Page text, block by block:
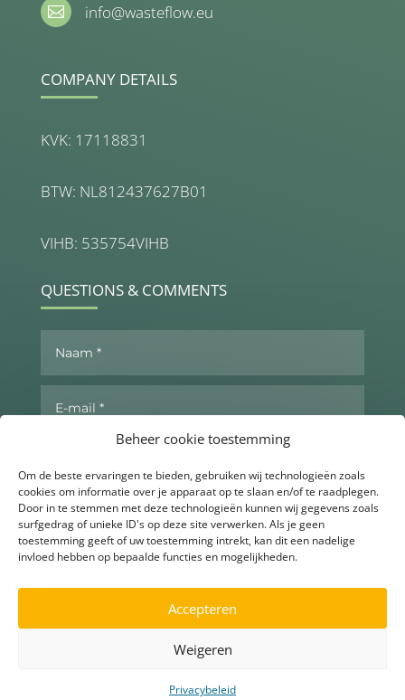
Beheer cookie toestemming
Om de beste ervaringen te bieden, gebruiken wij technologieën zoals
cookies om informatie over je apparaat op te slaan en/of te raadplegen.
Door in te stemmen met deze technologieën kunnen wij gegevens zoals
surfgedrag of unieke ID's op deze site verwerken. Als je geen
toestemming geeft of uw toestemming intrekt, kan dit een nadelige
invloed hebben op bepaalde functies en mogelijkheden.
Accepteren
Weigeren
Privacybeleid
▶
 info@wasteflow.eu
COMPANY DETAILS
KVK: 17118831
BTW: NL812437627B01
VIHB: 535754VIHB
QUESTIONS & COMMENTS